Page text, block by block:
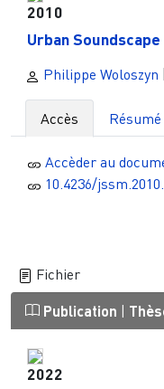
2010
Urban
Philippe Woloszyn
Accès Résumé
Accèder au
10.4236/
Fichier
Publication |
2022